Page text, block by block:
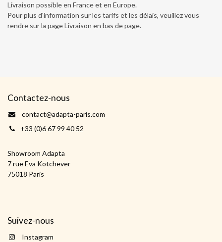
Livraison possible en France et en Europe.
Pour plus d'information sur les tarifs et les délais, veuillez vous
rendre sur la page Livraison en bas de page.
Contactez-nous
contact@adapta-paris.com
+33 (0)6 67 99 40 52
Showroom Adapta
7 rue Eva Kotchever
75018 Paris
Suivez-nous
Instagram